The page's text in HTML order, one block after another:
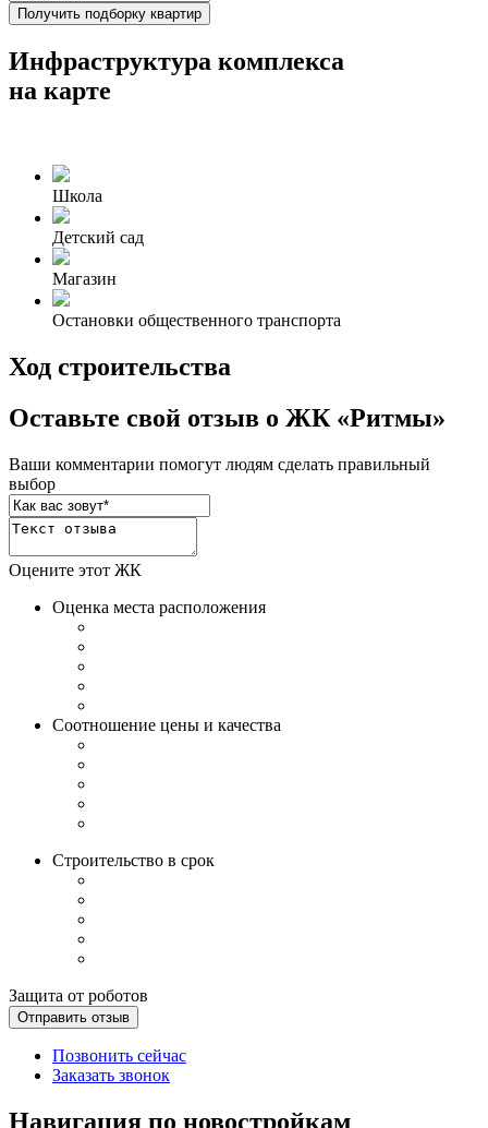
Получить подборку квартир
Инфраструктура комплекса
на карте
Школа
Детский сад
Магазин
Остановки общественного транспорта
Ход строительства
Оставьте свой отзыв о ЖК «Ритмы»
Ваши комментарии помогут людям сделать правильный
выбор
Оцените этот ЖК
Оценка места расположения
Соотношение цены и качества
Строительство в срок
Защита от роботов
Отправить отзыв
Позвонить сейчас
Заказать звонок
Навигация по новостройкам